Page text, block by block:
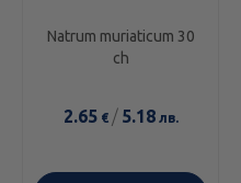
Natrum muriaticum 30
ch
2.65€ / 5.18лв.